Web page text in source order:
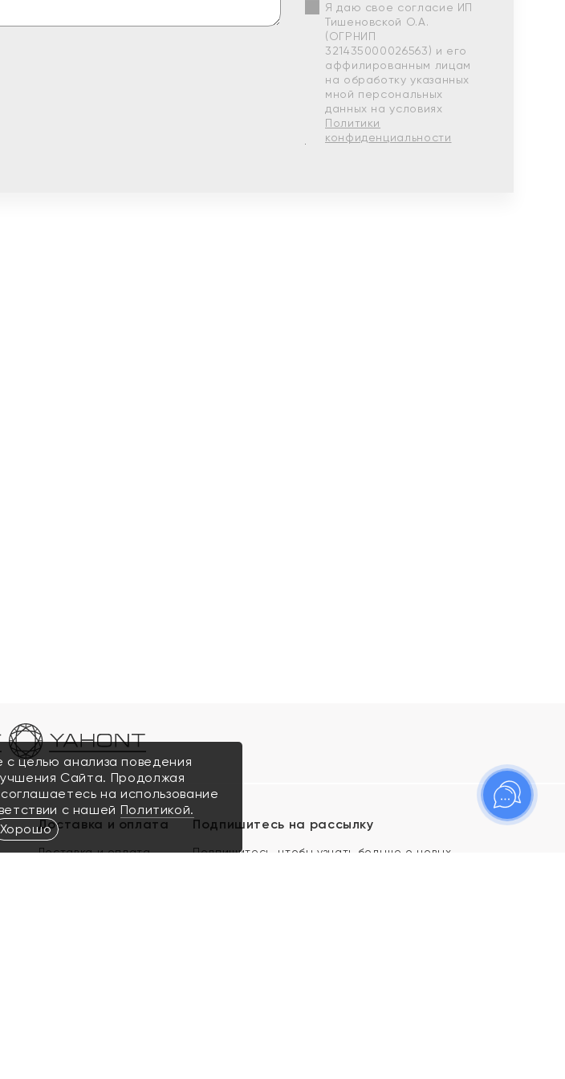
Я даю свое согласие ИП
Тишеновской О.А.
(ОГРНИП
321435000026563) и его
аффилированным лицам
на обработку указанных
мной персональных
данных на условиях
Политики
конфиденциальности
Доставка и оплата
Доставка и оплата
Подпишитесь на рассылку
Подпишитесь, чтобы узнать больше о новых
с целью анализа поведения
Сайта. Продолжая
на использование
с нашей Политикой.
Хорошо